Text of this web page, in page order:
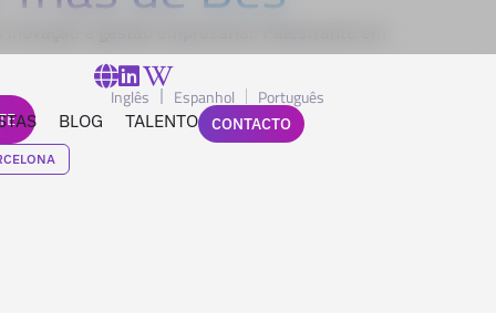
BLOG TALENTO
Inglês Espanhol Português
CONTACTO
e gestão empresarial. Palestrante em